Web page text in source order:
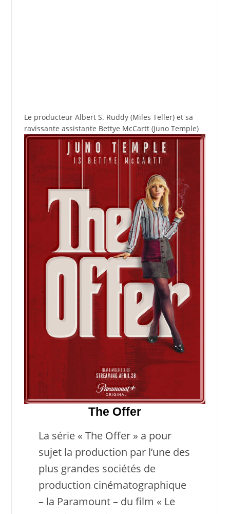
Le producteur Albert S. Ruddy (Miles Teller) et sa
ravissante assistante Bettye McCartt (Juno Temple)
The Offer
La série « The Offer » a pour
sujet la production par l’une des
plus grandes sociétés de
production cinématographique
– la Paramount – du film « Le